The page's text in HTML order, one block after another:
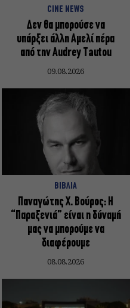
CINE NEWS
Δεν θα μπορούσε να
υπάρξει άλλη Αμελί πέρα
από την Audrey Tautou
09.08.2026
ΒΙΒΛΙΑ
Παναγώτης Χ. Βούρος: Η
“Παραξενιά” είναι η δύναμή
μας να μπορούμε να
διαφέρουμε
08.08.2026